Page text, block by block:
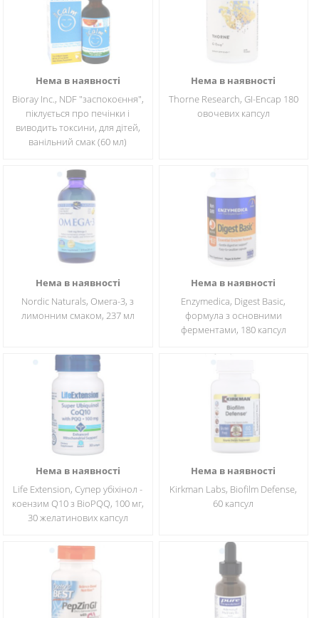
Нема в наявності
Bioray Inc., NDF "заспокоєння",
піклується про печінки і
виводить токсини, для дітей,
ванільний смак (60 мл)
Нема в наявності
Thorne Research, GI-Encap 180
овочевих капсул
Нема в наявності
Nordic Naturals, Омега-3, з
лимонним смаком, 237 мл
Нема в наявності
Enzymedica, Digest Basic,
формула з основними
ферментами, 180 капсул
Нема в наявності
Life Extension, Супер убіхінол -
коензим Q10 з BioPQQ, 100 мг,
30 желатинових капсул
Нема в наявності
Kirkman Labs, Biofilm Defense,
60 капсул